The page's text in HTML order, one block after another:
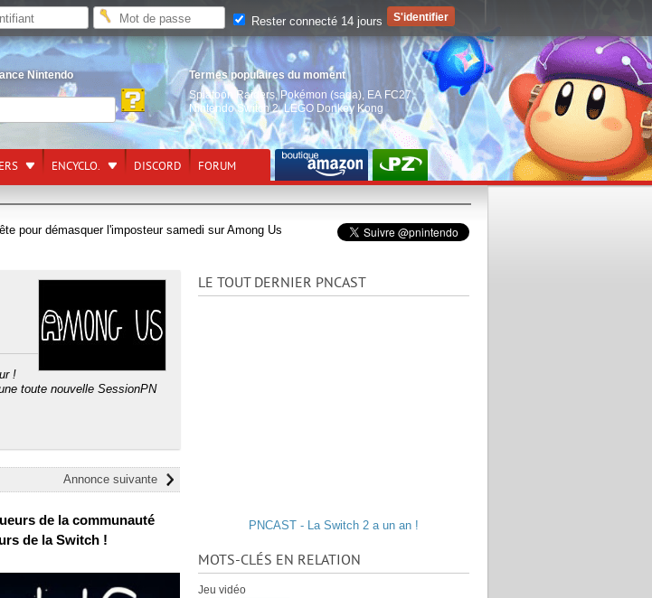
Nintendo
Termes populaires du moment
Splatoon Raiders, Pokémon (saga) EA FC27,
Nintendo Switch 2,LEGO Donkey Kong
ENCYCLO. DISCORD FORUM
pour démasquer l'imposteur samedi sur Among Us
!
toute nouvelle SessionPN
Annonce suivante
de la communauté
de la Switch !
LE TOUT DERNIER PNCAST
PNCAST - La Switch 2 a un an !
MOTS-CLÉS EN RELATION
Jeu vidéo
Rester connecté 14 jours